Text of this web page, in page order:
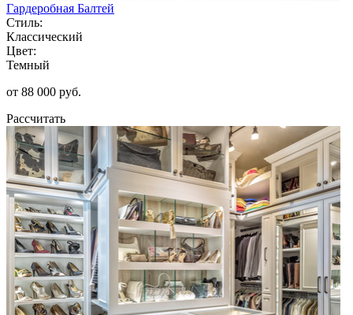
Гардеробная Балтей
Стиль:
Классический
Цвет:
Темный
от 88 000 руб.
Рассчитать